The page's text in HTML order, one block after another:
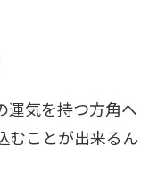
運気を持つ方角へ
むことが出来るん